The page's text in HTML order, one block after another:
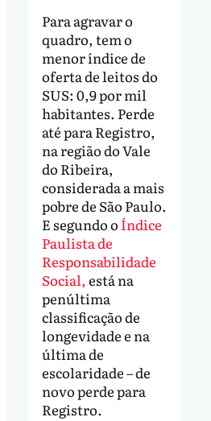
Para agravar o
quadro, tem o
menor índice de
oferta de leitos do
SUS: 0,9 por mil
habitantes. Perde
até para Registro,
na região do Vale
do Ribeira,
considerada a mais
pobre de São Paulo.
E segundo o Índice
Paulista de
Responsabilidade
Social, está na
penúltima
classificação de
longevidade e na
última de
escolaridade – de
novo perde para
Registro.